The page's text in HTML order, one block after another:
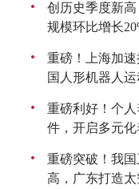
创历史季度新
规模环比增长
重磅！上海加
国人形机器人
重磅利好！个
件，开启多元
重磅突破！我
高，广东打造